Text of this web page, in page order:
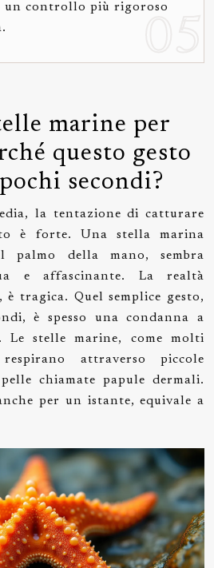
un controllo più rigoroso
marine per
questo gesto
secondi?
la tentazione di catturare
è forte. Una stella marina
palmo della mano, sembra
e affascinante. La realtà
tragica. Quel semplice gesto,
è spesso una condanna a
Le stelle marine, come molti
attraverso piccole
chiamate papule dermali.
per un istante, equivale a